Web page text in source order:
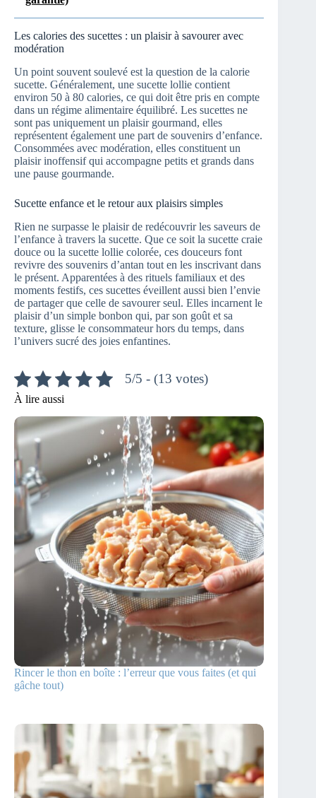
Les calories des sucettes : un plaisir à savourer avec
modération
Un point souvent soulevé est la question de la calorie
sucette. Généralement, une sucette lollie contient
environ 50 à 80 calories, ce qui doit être pris en compte
dans un régime alimentaire équilibré. Les sucettes ne
sont pas uniquement un plaisir gourmand, elles
représentent également une part de souvenirs d’enfance.
Consommées avec modération, elles constituent un
plaisir inoffensif qui accompagne petits et grands dans
une pause gourmande.
Sucette enfance et le retour aux plaisirs simples
Rien ne surpasse le plaisir de redécouvrir les saveurs de
l’enfance à travers la sucette. Que ce soit la sucette craie
douce ou la sucette lollie colorée, ces douceurs font
revivre des souvenirs d’antan tout en les inscrivant dans
le présent. Apparentées à des rituels familiaux et des
moments festifs, ces sucettes éveillent aussi bien l’envie
de partager que celle de savourer seul. Elles incarnent le
plaisir d’un simple bonbon qui, par son goût et sa
texture, glisse le consommateur hors du temps, dans
l’univers sucré des joies enfantines.
5/5 - (13 votes)
À lire aussi
Rincer le thon en boîte : l’erreur que vous faites (et qui
gâche tout)